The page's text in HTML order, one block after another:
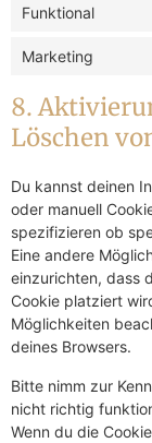
Funktional
Marketing
8.
Löschen
Du kannst deinen
oder manuell
spezifizieren ob
Eine andere
einzurichten, dass
Cookie platziert
Möglichkeiten
deines Browsers.
Bitte nimm zur
nicht richtig
Wenn du die